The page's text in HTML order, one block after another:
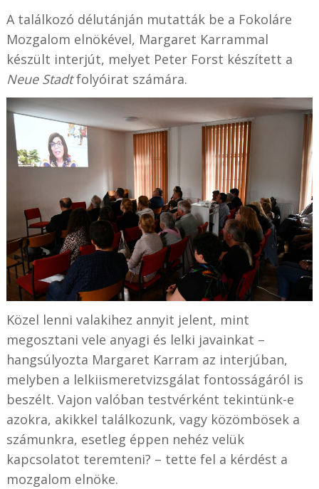
A találkozó délutánján mutatták be a Fokoláre
Mozgalom elnökével, Margaret Karrammal
készült interjút, melyet Peter Forst készített a
Neue Stadtfolyóirat számára.
Közel lenni valakihez annyit jelent, mint
megosztani vele anyagi és lelki javainkat –
hangsúlyozta Margaret Karram az interjúban,
melyben a lelkiismeretvizsgálat fontosságáról is
beszélt. Vajon valóban testvérként tekintünk-e
azokra, akikkel találkozunk, vagy közömbösek a
számunkra, esetleg éppen nehéz velük
kapcsolatot teremteni? – tette fel a kérdést a
mozgalom elnöke.